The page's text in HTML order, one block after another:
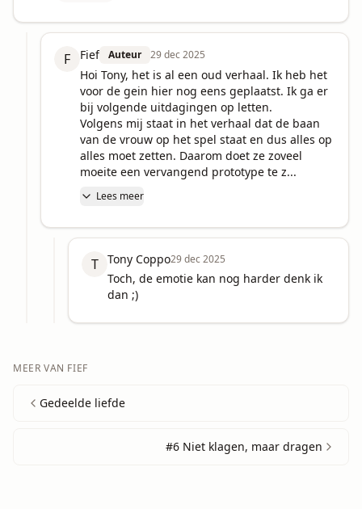
F Fief Auteur 29 dec 2025
Hoi Tony, het is al een oud verhaal. Ik heb het
voor de gein hier nog eens geplaatst. Ik ga er
bij volgende uitdagingen op letten.
Volgens mij staat in het verhaal dat de baan
van de vrouw op het spel staat en dus alles op
alles moet zetten. Daarom doet ze zoveel
moeite een vervangend prototype te z...
Lees meer
T Tony Coppo29 dec 2025
Toch, de emotie kan nog harder denk ik
dan ;)
MEER VAN FIEF
Gedeelde liefde
#6 Niet klagen, maar dragen